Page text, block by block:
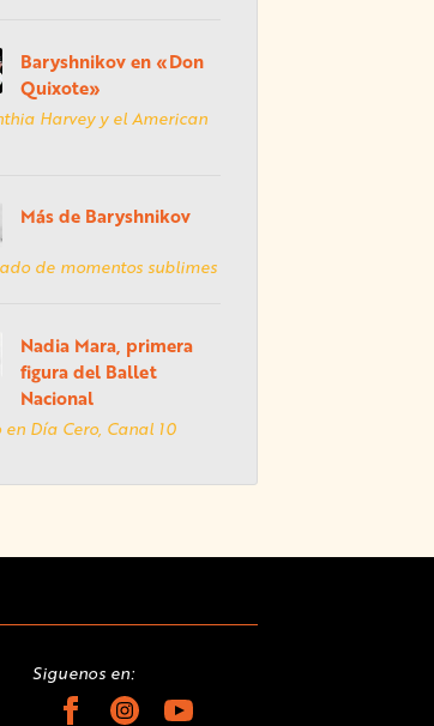
Baryshnikov en «Don
Quixote»
Harvey y el American
Más de Baryshnikov
de momentos sublimes
Nadia Mara, primera
figura del Ballet
Nacional
en Día Cero, Canal 10
Siguenos en: